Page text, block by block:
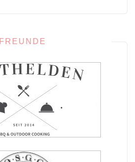
FREUNDE